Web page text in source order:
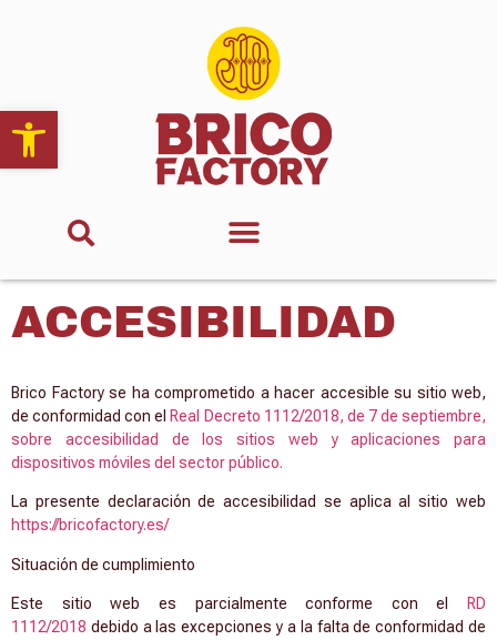
Abrir barra de herramientas
ACCESIBILIDAD
Brico Factory se ha comprometido a hacer accesible su sitio web,
de conformidad con el Real Decreto 1112/2018, de 7 de septiembre,
sobre accesibilidad de los sitios web y aplicaciones para
dispositivos móviles del sector público.
La presente declaración de accesibilidad se aplica al sitio web
https://bricofactory.es/
Situación de cumplimiento
Este sitio web es parcialmente conforme con el
RD
1112/2018 debido a las excepciones y a la falta de conformidad de